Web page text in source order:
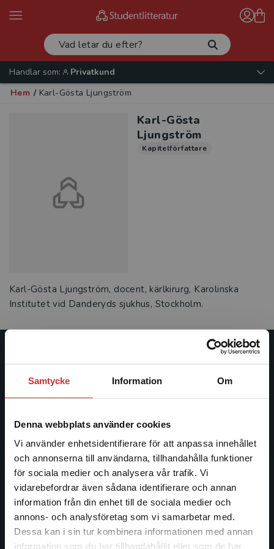
Samtycke Information Om
Denna webbplats använder cookies
Vi använder enhetsidentifierare för att anpassa innehållet
och annonserna till användarna, tillhandahålla funktioner
för sociala medier och analysera vår trafik. Vi
vidarebefordrar även sådana identifierare och annan
information från din enhet till de sociala medier och
annons- och analysföretag som vi samarbetar med.
Dessa kan i sin tur kombinera informationen med annan
information som du har tillhandahållit eller som de har
Begränsad fraktregion
Handlar som:
Privatkund
Hem / Karl-Gösta Ljungström
Karl-Gösta
Ljungström
Kapitelförfattare
Karl-Gösta Ljungström, docent, kärlkirurg, Karolinska
Institutet vid Danderyds sjukhus, Stockholm.
Studentlitteratur
Studentlitteratur grundades 1963 och är idag Sveriges
facklitteratur, utbildningar och digitala
informationstjänster i utbudet, finns Studentlitteratur med
längs hela kunskapsresan.
Kontakta oss
Kontakta oss
046-31 20 00